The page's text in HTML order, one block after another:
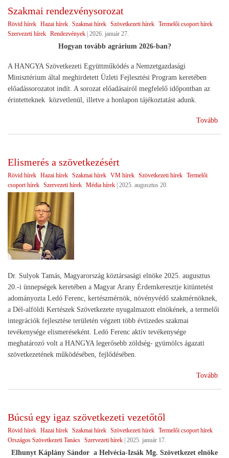
Szakmai rendezvénysorozat
Rövid hírek Hazai hírek Szakmai hírek Szövetkezeti hírek Termelői csoport hírek
Szervezeti hírek Rendezvények | 2026. január 27.
Hogyan tovább agrárium 2026-ban?
A HANGYA Szövetkezeti Együttműködés a Nemzetgazdasági
Minisztérium által meghirdetett Üzleti Fejlesztési Program keretében
előadássorozatot indít. A sorozat előadásairól megfelelő időpontban az
érintetteknek közvetlenül, illetve a honlapon tájékoztatást adunk.
Tovább
Elismerés a szövetkezésért
Rövid hírek Hazai hírek Szakmai hírek VM hírek Szövetkezeti hírek Termelői
csoport hírek Szervezeti hírek Média hírek 2025. augusztus 20.
Dr. Sulyok Tamás, Magyarország köztársasági elnöke 2025. augusztus
20.-i ünnepségek keretében a Magyar Arany Érdemkeresztje kitüntetést
adományozta Ledó Ferenc, kertészmérnök, növényvédő szakmérnöknek,
a Dél-alföldi Kertészek Szövetkezete nyugalmazott elnökének, a termelői
integrációk fejlesztése területén végzett több évtizedes szakmai
tevékenysége elismeréseként. Ledó Ferenc aktív tevékenysége
meghatározó volt a HANGYA legerősebb zöldség- gyümölcs ágazati
szövetkezetének működésében, fejlődésében.
Tovább
Búcsú egy igaz szövetkezeti vezetőtől
Rövid hírek Hazai hírek Szakmai hírek Szövetkezeti hírek Termelői csoport hírek
Országos Szövetkezeti Tanács Szervezeti hírek 2025. január 17.
Elhunyt Káplány Sándor a Helvécia-Izsák Mg. Szövetkezet elnöke